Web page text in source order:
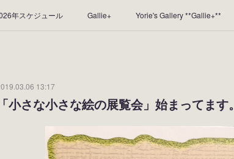
年スケジュール Gallie+ Yorie's Gallery **Gallie+**
13:17
「小さな小さな絵の展覧会」始まってます。